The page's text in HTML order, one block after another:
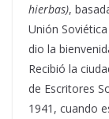
hierbas),
Unión
dio la
Recibió la
de Escritores
1941, cuando